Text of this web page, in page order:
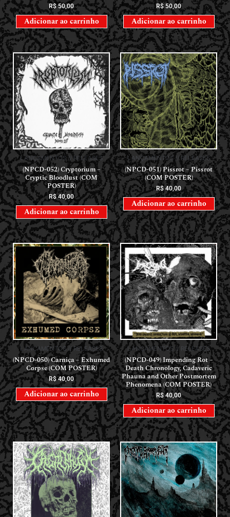
R$50,00
Adicionar ao carrinho
R$ 50,00
Adicionar ao carrinho
LANÇAMENTOS // RELEASES
(NPCD-052) Cryptorium –
Cryptic Bloodlust (COM
POSTER)
R$40,00
Adicionar ao carrinho
LANÇAMENTOS // RELEASES
(NPCD-051) Pissrot – Pissrot
(COM POSTER)
R$40,00
Adicionar ao carrinho
LANÇAMENTOS // RELEASES
(NPCD-050) Carniça – Exhumed
Corpse (COM POSTER)
R$40,00
Adicionar ao carrinho
LANÇAMENTOS // RELEASES
(NPCD-049) Impending Rot –
Death Chronology, Cadaveric
Phauna and Other Postmortem
Phenomena (COM POSTER)
R$40,00
Adicionar ao carrinho